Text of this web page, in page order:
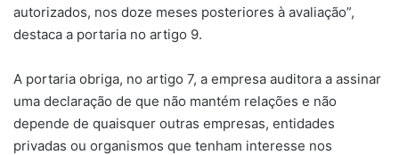
autorizados, nos doze meses posteriores à avaliação”,
destaca a portaria no artigo 9.
A portaria obriga, no artigo 7, a empresa auditora a assinar
uma declaração de que não mantém relações e não
depende de quaisquer outras empresas, entidades
privadas ou organismos que tenham interesse nos